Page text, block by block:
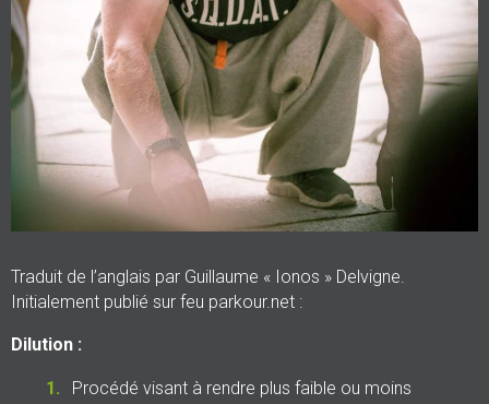
Traduit de l’anglais par Guillaume « Ionos » Delvigne.
Initialement publié sur feu parkour.net :
Dilution :
Procédé visant à rendre plus faible ou moins